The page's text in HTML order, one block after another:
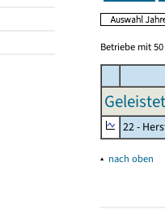
Betriebe mit
22 -
▴ nach oben